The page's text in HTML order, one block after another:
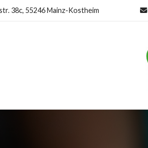
38c, 55246 Mainz-Kostheim